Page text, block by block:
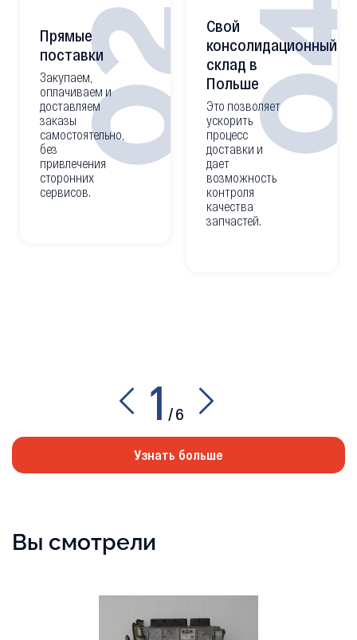
02
Прямые
поставки
Закупаем,
оплачиваем и
доставляем
заказы
самостоятельно,
без
привлечения
сторонних
сервисов.
Свой
консолидационный
склад в
Польше
Это позволяет
ускорить
процесс
доставки и
дает
возможность
контроля
качества
запчастей.
1 /6
Узнать больше
Вы смотрели